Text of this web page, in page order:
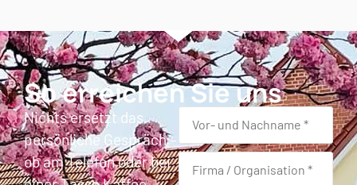
So erreichen Sie uns
Nichts ersetzt das
persönliche Gespräch –
ob am Telefon oder bei